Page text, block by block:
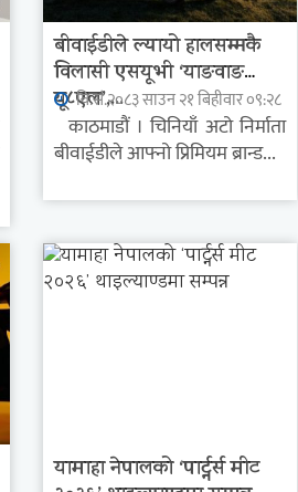
बीवाईडीले ल्यायो हालसम्मकै
विलासी एसयूभी ‘याङवाङ
यू८एल’,...
वि.सं.२०८३ साउन २१ बिहीवार ०९:२८
काठमाडौं । चिनियाँ अटो निर्माता
बीवाईडीले आफ्नो प्रिमियम ब्रान्ड...
यामाहा नेपालको ‘पार्ट्नर्स मीट